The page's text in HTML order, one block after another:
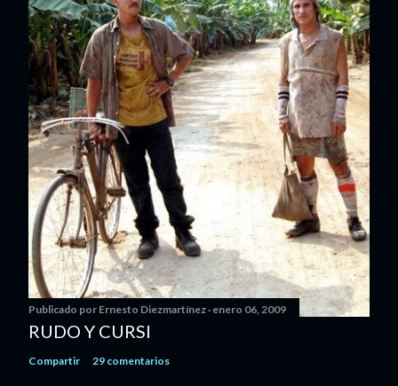
Publicado por Ernesto Diezmartínez enero 06, 2009
RUDO Y CURSI
Compartir 29 comentarios